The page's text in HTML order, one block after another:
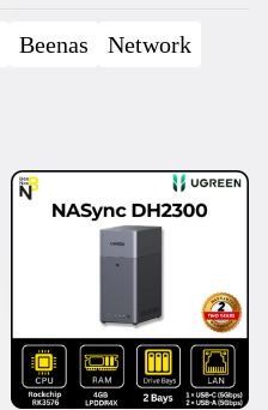
Beenas
Network